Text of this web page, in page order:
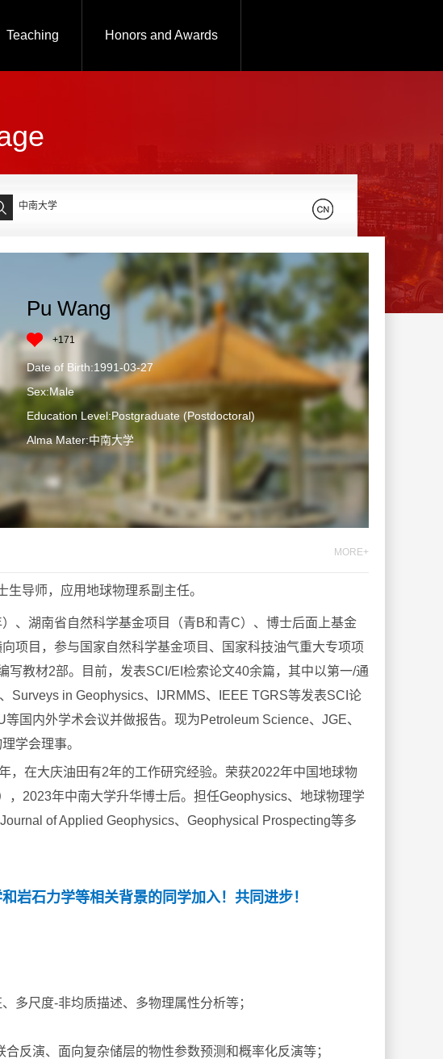
Teaching Honors and Awards
中南大学
Pu Wang
+171
Date of Birth:1991-03-27
Sex:Male
Education Level:Postgraduate (Postdoctoral)
Alma Mater:中南大学
MORE+
导师，应用地球物理系副主任。
、湖南省自然科学基金项目（青B和青C）、博士后面上基金
项目，参与国家自然科学基金项目、国家科技油气重大专项项
写教材2部。
目前，发表SCI/EI检索论文40余篇，其中以第一/通
Surveys in Geophysics、
IJRMMS、IEEE TGRS等发表SCI论
国内外学术会议并做报告。 现为Petroleum Science、JGE、
学会理事。
，在大庆油田有2年的工作研究经验。荣获2022年中国地球物
，2023年中南大学升华博士后。 担任Geophysics、地球物理学
of Applied Geophysics、Geophysical Prospecting等多
岩石力学等相关背景的同学加入！共同进步！
多尺度-非均质描述、多物理属性分析等；
反演、面向复杂储层的物性参数预测和概率化反演等；